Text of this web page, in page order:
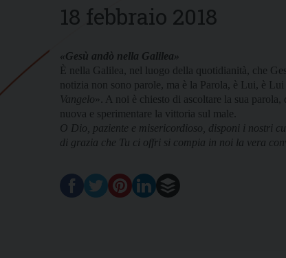
18 febbraio 2018
«Gesù andò nella Galilea»
È nella Galilea, nel luogo della quotidianità, che
notizia non sono parole, ma è la Parola, è Lui, è
Vangelo». A noi è chiesto di ascoltare la sua
nuova e sperimentare la vittoria sul male.
O Dio, paziente e misericordioso, disponi i nostri
di grazia che Tu ci offri si compia in noi la vera